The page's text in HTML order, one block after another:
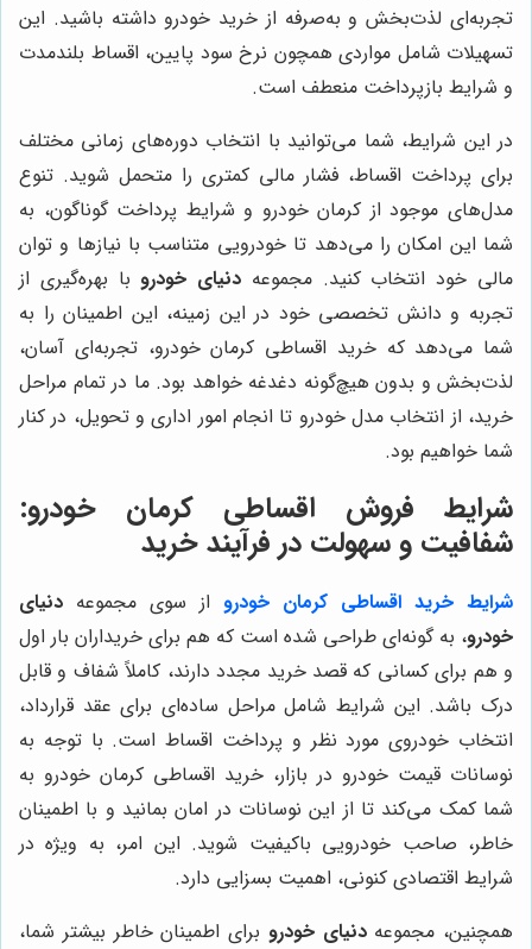
تجربه‌ای لذت‌بخش و به‌صرفه از خرید خودرو داشته باشید. این
تسهیلات شامل مواردی همچون نرخ سود پایین، اقساط بلندمدت
و شرایط بازپرداخت منعطف است.
در این شرایط، شما می‌توانید با انتخاب دوره‌های زمانی مختلف
برای پرداخت اقساط، فشار مالی کمتری را متحمل شوید. تنوع
مدل‌های موجود از کرمان خودرو و شرایط پرداخت گوناگون، به
شما این امکان را می‌دهد تا خودرویی متناسب با نیازها و توان
مالی خود انتخاب کنید. مجموعه دنیای خودرو با بهره‌گیری از
تجربه و دانش تخصصی خود در این زمینه، این اطمینان را به
شما می‌دهد که خرید اقساطی کرمان خودرو، تجربه‌ای آسان،
لذت‌بخش و بدون هیچ‌گونه دغدغه خواهد بود. ما در تمام مراحل
خرید، از انتخاب مدل خودرو تا انجام امور اداری و تحویل، در کنار
شما خواهیم بود.
شرایط فروش اقساطی کرمان خودرو:
شفافیت و سهولت در فرآیند خرید
شرایط خرید اقساطی کرمان خودرو از سوی مجموعه دنیای
خودرو، به گونه‌ای طراحی شده است که هم برای خریداران بار اول
و هم برای کسانی که قصد خرید مجدد دارند، کاملاً شفاف و قابل
درک باشد. این شرایط شامل مراحل ساده‌ای برای عقد قرارداد،
انتخاب خودروی مورد نظر و پرداخت اقساط است. با توجه به
نوسانات قیمت خودرو در بازار، خرید اقساطی کرمان خودرو به
شما کمک می‌کند تا از این نوسانات در امان بمانید و با اطمینان
خاطر، صاحب خودرویی باکیفیت شوید. این امر، به ویژه در
شرایط اقتصادی کنونی، اهمیت بسزایی دارد.
همچنین، مجموعهدنیای خودرو برای اطمینان خاطر بیشتر شما،